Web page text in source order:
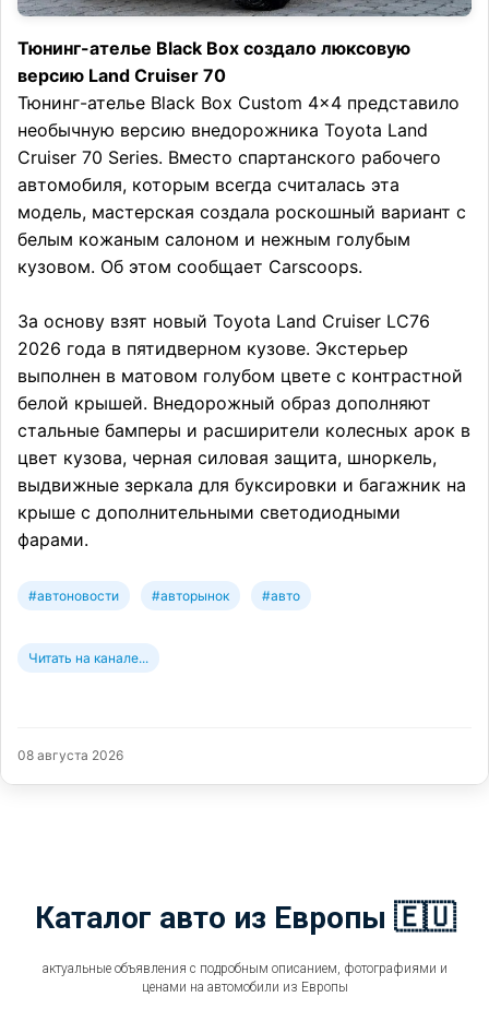
Тюнинг-ателье Black Box создало люксовую
версию Land Cruiser 70
Тюнинг-ателье Black Box Custom 4×4 представило
необычную версию внедорожника Toyota Land
Cruiser 70 Series. Вместо спартанского рабочего
автомобиля, которым всегда считалась эта
модель, мастерская создала роскошный вариант с
белым кожаным салоном и нежным голубым
кузовом. Об этом сообщает Carscoops.
За основу взят новый Toyota Land Cruiser LC76
2026 года в пятидверном кузове. Экстерьер
выполнен в матовом голубом цвете с контрастной
белой крышей. Внедорожный образ дополняют
стальные бамперы и расширители колесных арок в
цвет кузова, черная силовая защита, шноркель,
выдвижные зеркала для буксировки и багажник на
крыше с дополнительными светодиодными
фарами.
#автоновости #авторынок #авто
Читать на канале...
08 августа 2026
Каталог авто из Европы 🇪🇺
актуальные объявления с подробным описанием, фотографиями и
ценами на автомобили из Европы